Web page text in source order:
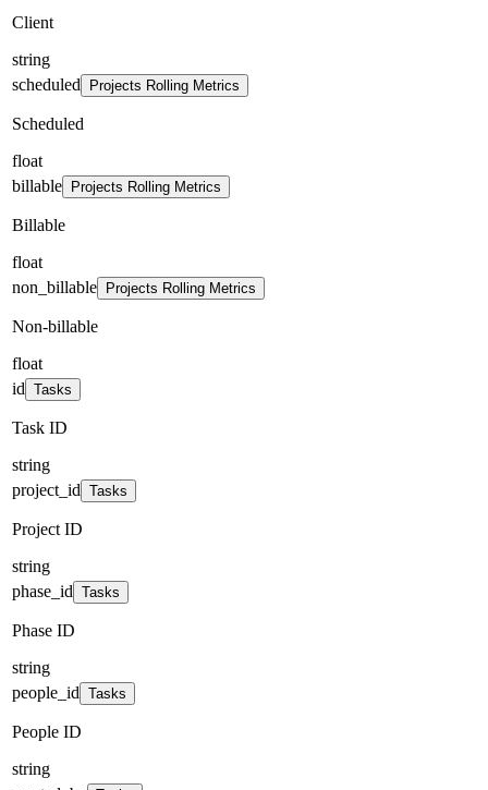
Client
string
scheduled
Projects Rolling Metrics
Scheduled
float
billable
Projects Rolling Metrics
Billable
float
non_billable
Projects Rolling Metrics
Non-billable
float
id Tasks
Task ID
string
project_id Tasks
Project ID
string
phase_id Tasks
Phase ID
string
people_id Tasks
People ID
string